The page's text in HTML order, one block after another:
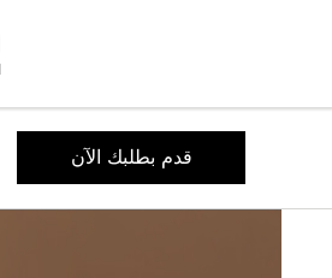
قدم بطلبك الآن